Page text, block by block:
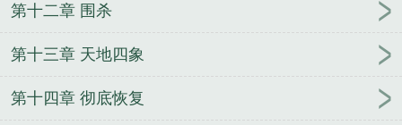
第十二章 围杀
第十三章 天地四象
第十四章 彻底恢复